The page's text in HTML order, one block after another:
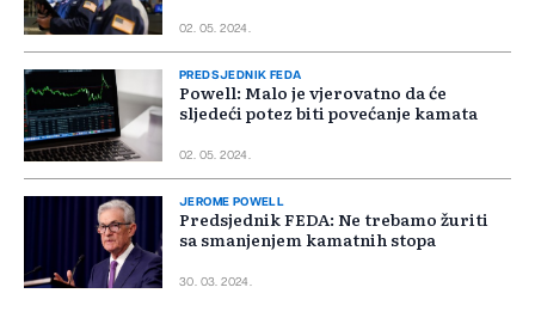
02. 05. 2024.
PREDSJEDNIK FEDA
Powell: Malo je vjerovatno da će
sljedeći potez biti povećanje kamata
02. 05. 2024.
JEROME POWELL
Predsjednik FEDA: Ne trebamo žuriti
sa smanjenjem kamatnih stopa
30. 03. 2024.